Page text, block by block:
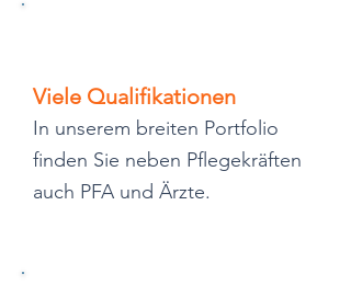
Viele Qualifikationen
In unserem breiten Portfolio
finden Sie neben Pflegekräften
auch PFA und Ärzte.